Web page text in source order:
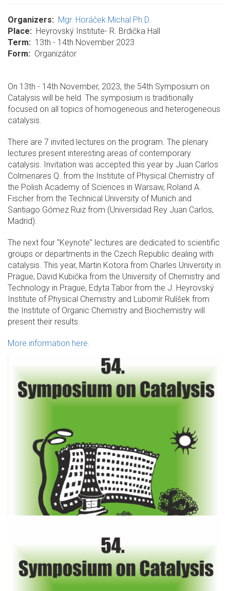
Organizers
Mgr. Horáček Michal Ph.D.
Place
Heyrovský Institute- R. Brdička Hall
Term
13th - 14th November 2023
Form
Organizátor
On 13th - 14th November, 2023, the 54th Symposium on
Catalysis will be held. The symposium is traditionally
focused on all topics of homogeneous and heterogeneous
catalysis.
There are 7 invited lectures on the program. The plenary
lectures present interesting areas of contemporary
catalysis. Invitation was accepted this year by Juan Carlos
Colmenares Q. from the Institute of Physical Chemistry of
the Polish Academy of Sciences in Warsaw, Roland A.
Fischer from the Technical University of Munich and
Santiago Gómez Ruiz from (Universidad Rey Juan Carlos,
Madrid).
The next four "Keynote" lectures are dedicated to scientific
groups or departments in the Czech Republic dealing with
catalysis. This year, Martin Kotora from Charles University in
Prague, David Kubička from the University of Chemistry and
Technology in Prague, Edyta Tabor from the J. Heyrovský
Institute of Physical Chemistry and Lubomír Rulíšek from
the Institute of Organic Chemistry and Biochemistry will
present their results.
More information here.